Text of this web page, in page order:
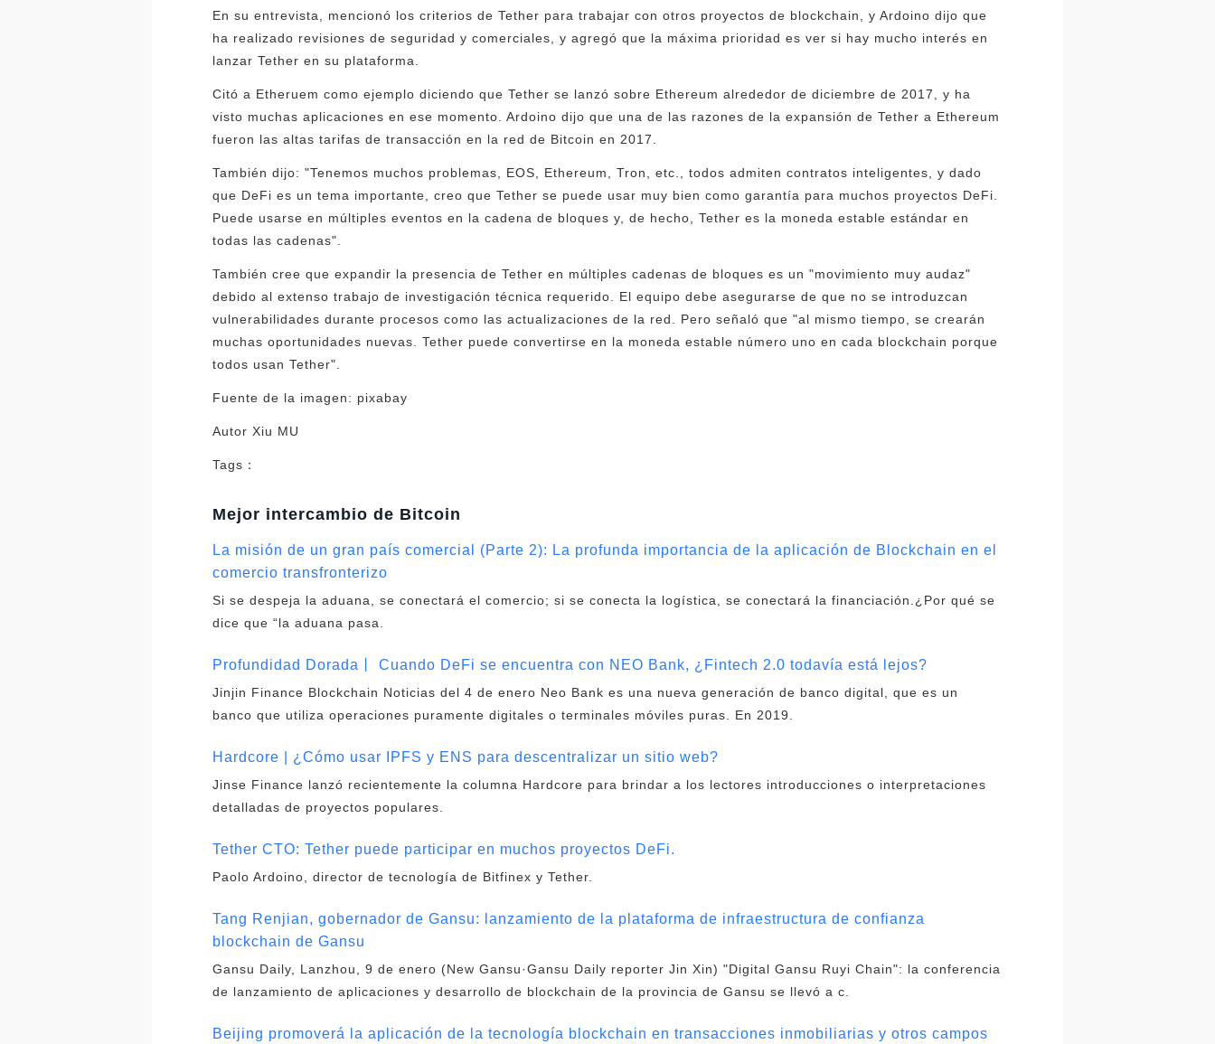
En su entrevista, mencionó los criterios de Tether para trabajar con otros proyectos de blockchain, y Ardoino dijo que
ha realizado revisiones de seguridad y comerciales, y agregó que la máxima prioridad es ver si hay mucho interés en
lanzar Tether en su plataforma.
Citó a Etheruem como ejemplo diciendo que Tether se lanzó sobre Ethereum alrededor de diciembre de 2017, y ha
visto muchas aplicaciones en ese momento. Ardoino dijo que una de las razones de la expansión de Tether a Ethereum
fueron las altas tarifas de transacción en la red de Bitcoin en 2017.
También dijo: "Tenemos muchos problemas, EOS, Ethereum, Tron, etc., todos admiten contratos inteligentes, y dado
que DeFi es un tema importante, creo que Tether se puede usar muy bien como garantía para muchos proyectos DeFi.
Puede usarse en múltiples eventos en la cadena de bloques y, de hecho, Tether es la moneda estable estándar en
todas las cadenas".
También cree que expandir la presencia de Tether en múltiples cadenas de bloques es un "movimiento muy audaz"
debido al extenso trabajo de investigación técnica requerido. El equipo debe asegurarse de que no se introduzcan
vulnerabilidades durante procesos como las actualizaciones de la red. Pero señaló que "al mismo tiempo, se crearán
muchas oportunidades nuevas. Tether puede convertirse en la moneda estable número uno en cada blockchain porque
todos usan Tether".
Fuente de la imagen: pixabay
Autor Xiu MU
Tags：
Mejor intercambio de Bitcoin
La misión de un gran país comercial (Parte 2): La profunda importancia de la aplicación de Blockchain en el
comercio transfronterizo
Si se despeja la aduana, se conectará el comercio; si se conecta la logística, se conectará la financiación.¿Por qué se
dice que “la aduana pasa.
Profundidad Dorada丨 Cuando DeFi se encuentra con NEO Bank, ¿Fintech 2.0 todavía está lejos?
Jinjin Finance Blockchain Noticias del 4 de enero Neo Bank es una nueva generación de banco digital, que es un
banco que utiliza operaciones puramente digitales o terminales móviles puras. En 2019.
Hardcore | ¿Cómo usar IPFS y ENS para descentralizar un sitio web?
Jinse Finance lanzó recientemente la columna Hardcore para brindar a los lectores introducciones o interpretaciones
detalladas de proyectos populares.
Tether CTO: Tether puede participar en muchos proyectos DeFi.
Paolo Ardoino, director de tecnología de Bitfinex y Tether.
Tang Renjian, gobernador de Gansu: lanzamiento de la plataforma de infraestructura de confianza
blockchain de Gansu
Gansu Daily, Lanzhou, 9 de enero (New Gansu·Gansu Daily reporter Jin Xin) "Digital Gansu Ruyi Chain": la conferencia
de lanzamiento de aplicaciones y desarrollo de blockchain de la provincia de Gansu se llevó a c.
Beijing promoverá la aplicación de la tecnología blockchain en transacciones inmobiliarias y otros campos